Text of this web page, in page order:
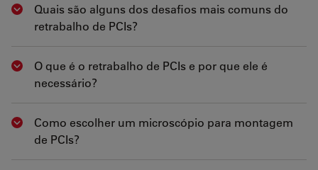
Show answer
Quais são alguns dos desafios mais comuns do
retrabalho de PCIs?
Show answer
O que é o retrabalho de PCIs e por que ele é
necessário?
Show answer
Como escolher um microscópio para montagem
de PCIs?